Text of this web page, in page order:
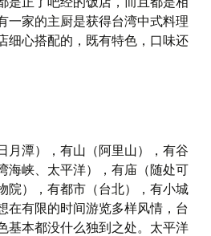
一家的主厨是获得台湾中式料理
细心搭配的，既有特色，口味还
月潭），有山（阿里山），有谷
海峡、太平洋），有庙（随处可
院），有都市（台北），有小城
在有限的时间游览多样风情，台
基本都没什么独到之处。太平洋